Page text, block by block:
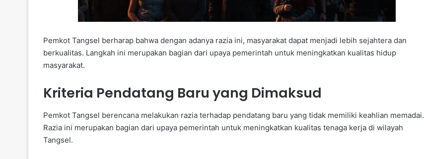
Pemkot Tangsel berharap bahwa dengan adanya razia ini, masyarakat dapat menjadi lebih sejahtera dan
berkualitas. Langkah ini merupakan bagian dari upaya pemerintah untuk meningkatkan kualitas hidup
masyarakat.
Kriteria Pendatang Baru yang Dimaksud
Pemkot Tangsel berencana melakukan razia terhadap pendatang baru yang tidak memiliki keahlian memadai.
Razia ini merupakan bagian dari upaya pemerintah untuk meningkatkan kualitas tenaga kerja di wilayah
Tangsel.